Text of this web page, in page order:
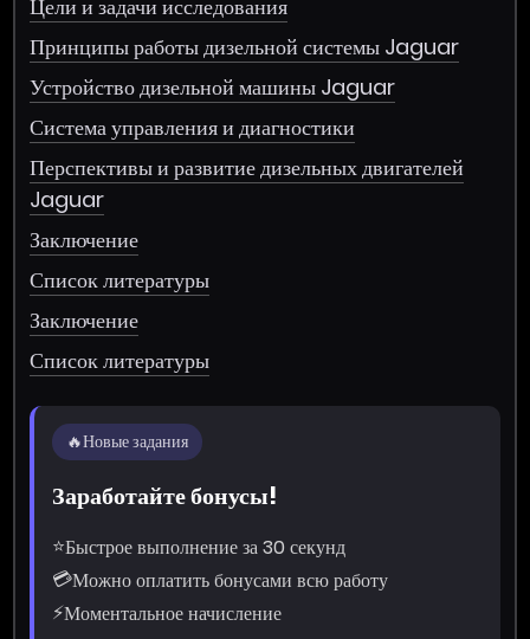
Цели и задачи исследования
Принципы работы дизельной системы Jaguar
Устройство дизельной машины Jaguar
Система управления и диагностики
Перспективы и развитие дизельных двигателей
Jaguar
Заключение
Список литературы
Заключение
Список литературы
🔥Новые задания
Заработайте бонусы!
⭐Быстрое выполнение за 30 секунд
💳Можно оплатить бонусами всю работу
⚡Моментальное начисление